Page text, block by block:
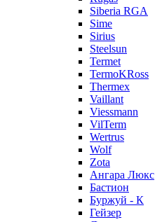
Siberia RGA
Sime
Sirius
Steelsun
Termet
TermoKRoss
Thermex
Vaillant
Viessmann
VilTerm
Wertrus
Wolf
Zota
Ангара Люкс
Бастион
Буржуй - К
Гейзер